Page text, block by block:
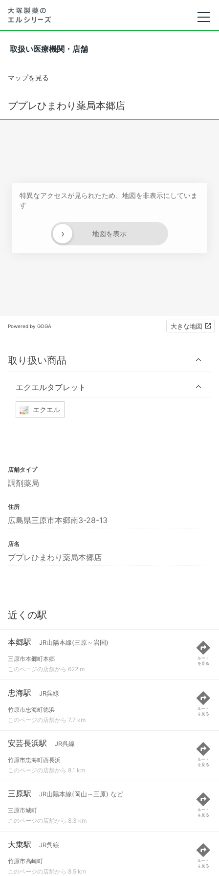
取扱い医療機関・店舗
マップを見る
ププレひまわり薬局本郷店
特異なアクセスが見られたため、地図を非表示にしていま
す
地図を表示
›
Powered by GOGA 大きな地図
取り扱い商品
エクエルタブレット
エクエル
店舗タイプ
調剤薬局
住所
広島県三原市本郷南3-28-13
店名
ププレひまわり薬局本郷店
近くの駅
本郷駅 JR山陽本線(三原～岩国)
三原市本郷町本郷
このページの店舗から 622 m
ルート
を見る
忠海駅 JR呉線
竹原市忠海町徳浜
このページの店舗から 7.7 km
ルート
を見る
安芸長浜駅 JR呉線
竹原市忠海町西長浜
このページの店舗から 8.1 km
ルート
を見る
三原駅 JR山陽本線(岡山～三原) など
三原市城町
このページの店舗から 8.3 km
ルート
を見る
大乗駅 JR呉線
竹原市高崎町
このページの店舗から 8.5 km
ルート
を見る